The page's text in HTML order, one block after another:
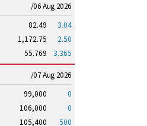
/06 Aug 2026
82.49
3.04
1,172.75
2.50
55.769 3.365
/07 Aug 2026
99,000
0
106,000
0
105,400
500